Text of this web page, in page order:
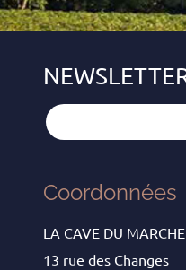
Coordonnées
LA CAVE DU MARCHE
13 rue des Changes